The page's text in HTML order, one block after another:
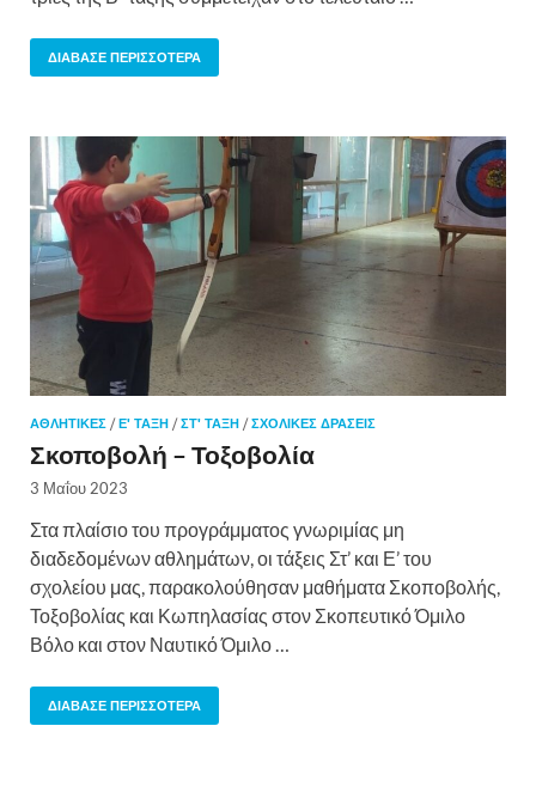
ΔΙΆΒΑΣΕ ΠΕΡΙΣΣΌΤΕΡΑ
ΑΘΛΗΤΙΚΈΣ /Ε' ΤΑΞΗ /ΣΤ' ΤΑΞΗ /ΣΧΟΛΙΚΈΣ ΔΡΆΣΕΙΣ
Σκοποβολή – Τοξοβολία
3 Μαΐου 2023
Στα πλαίσιο του προγράμματος γνωριμίας μη
διαδεδομένων αθλημάτων, οι τάξεις Στ’ και Ε’ του
σχολείου μας, παρακολούθησαν μαθήματα Σκοποβολής,
Τοξοβολίας και Κωπηλασίας στον Σκοπευτικό Όμιλο
Βόλο και στον Ναυτικό Όμιλο …
ΔΙΆΒΑΣΕ ΠΕΡΙΣΣΌΤΕΡΑ